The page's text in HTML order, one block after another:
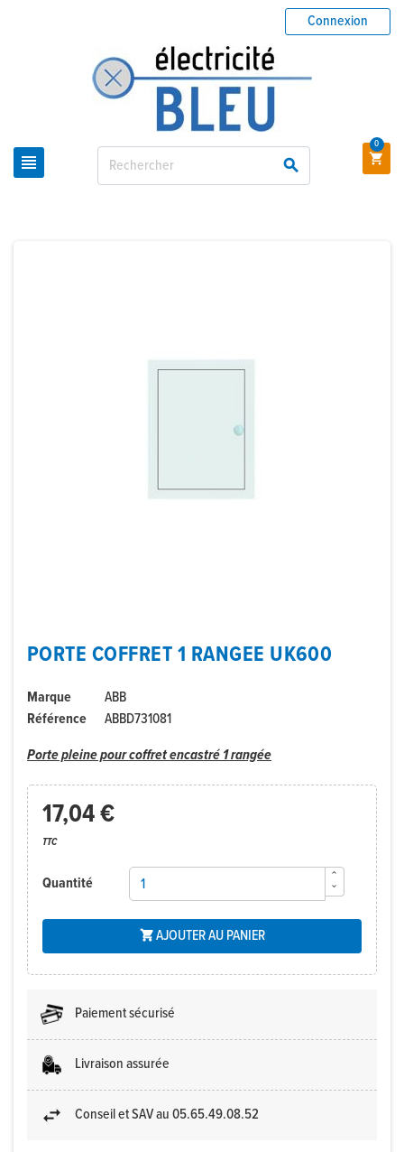
 
Connexion

0
PORTE COFFRET 1 RANGEE UK600
Marque
ABB
Référence
ABBD731081
Porte pleine pour coffret encastré 1 rangée
17,04 €
TTC
Quantité
AJOUTER AU PANIER
Paiement sécurisé
Livraison assurée
Conseil et SAV au 05.65.49.08.52